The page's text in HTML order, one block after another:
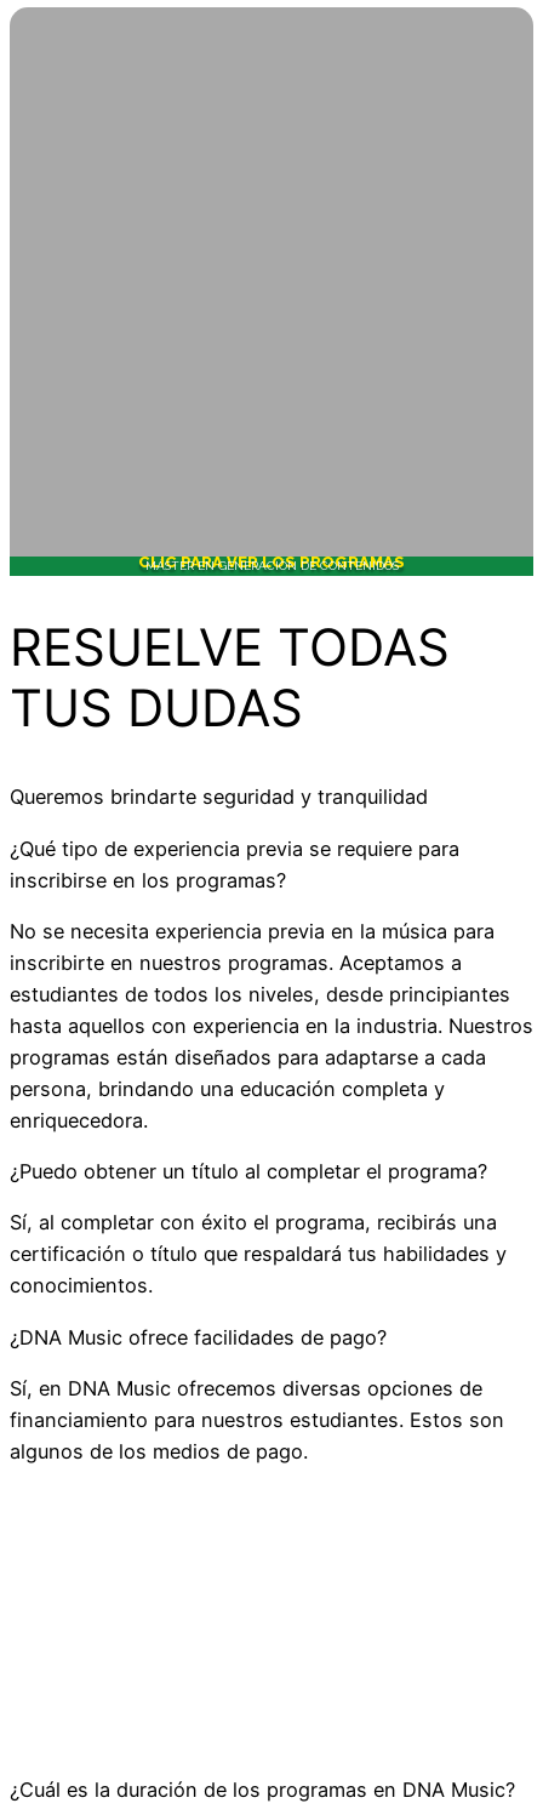
CLIC PARA VER LOS PROGRAMAS
MÁSTER EN GENERACIÓN DE CONTENIDOS
RESUELVE TODAS
TUS DUDAS
Queremos brindarte seguridad y tranquilidad
¿Qué tipo de experiencia previa se requiere para
inscribirse en los programas?
No se necesita experiencia previa en la música para
inscribirte en nuestros programas. Aceptamos a
estudiantes de todos los niveles, desde principiantes
hasta aquellos con experiencia en la industria. Nuestros
programas están diseñados para adaptarse a cada
persona, brindando una educación completa y
enriquecedora.
¿Puedo obtener un título al completar el programa?
Sí, al completar con éxito el programa, recibirás una
certificación o título que respaldará tus habilidades y
conocimientos.
¿DNA Music ofrece facilidades de pago?
Sí, en DNA Music ofrecemos diversas opciones de
financiamiento para nuestros estudiantes. Estos son
algunos de los medios de pago.
¿Cuál es la duración de los programas en DNA Music?